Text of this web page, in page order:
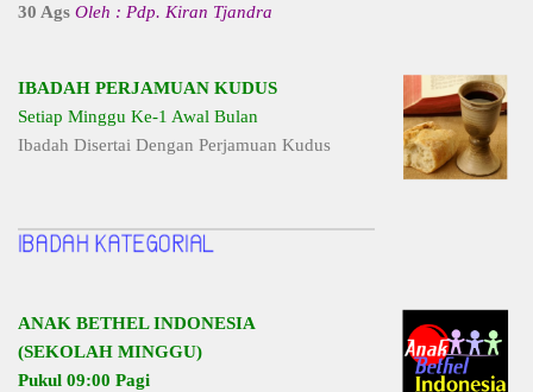
30 Ags Oleh : Pdp. Kiran Tjandra
IBADAH PERJAMUAN KUDUS
Setiap Minggu Ke-1 Awal Bulan
Ibadah Disertai Dengan Perjamuan Kudus
ANAK BETHEL INDONESIA
(SEKOLAH MINGGU)
Pukul 09:00 Pagi